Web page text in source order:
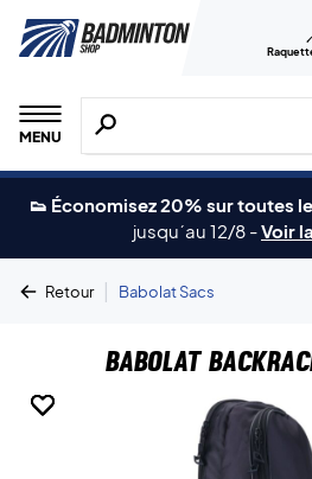
MENU
Recherche de produits,
👟 Économisez 20% sur toutes
jusqu´au 12/8 -Voir
Retour | Babolat Sacs
Babolat